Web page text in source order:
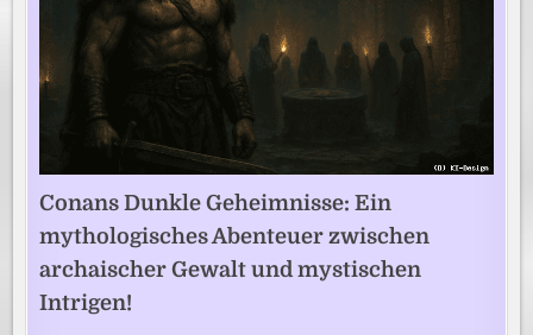
Conans Dunkle Geheimnisse: Ein
mythologisches Abenteuer zwischen
archaischer Gewalt und mystischen
Intrigen!